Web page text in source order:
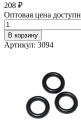
208 ₽
Оптовая цена
В корзину
Артикул: 3094